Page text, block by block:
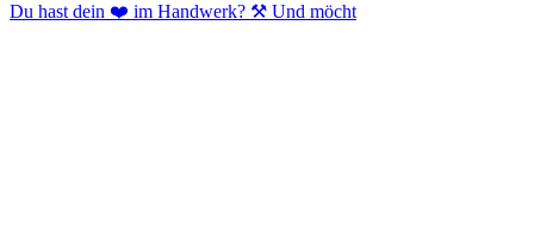
Du hast dein ❤️ im Handwerk? ⚒️ Und möcht